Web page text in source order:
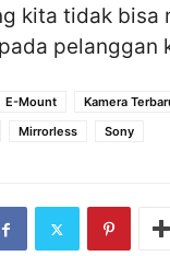
kita tidak bisa
pelanggan
E-Mount
Kamera
Mirrorless Sony